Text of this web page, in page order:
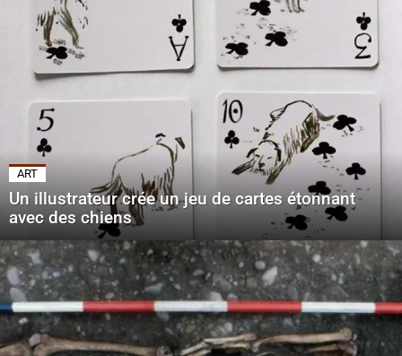
ART
Un illustrateur crée un jeu de cartes étonnant
avec des chiens